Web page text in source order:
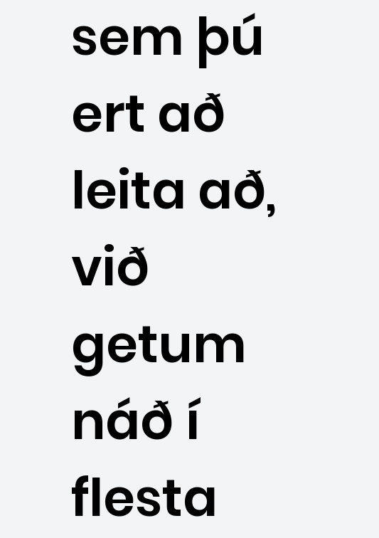
sem þú
ert að
leita að,
við
getum
náð í
flesta